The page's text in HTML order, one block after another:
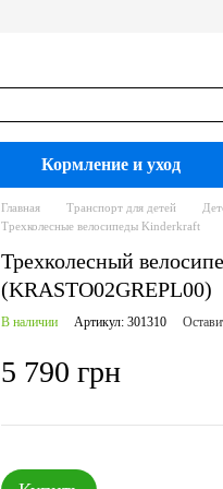
Кормление и уход
Главная Транспорт для детей
Трехколесные велосипеды Kinderkraft
Трехколесный
(KRASTO02GREPL00)
В наличии Артикул: 301310
5 790 грн